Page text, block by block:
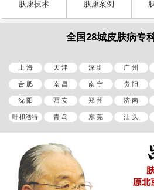
肤康技术 肤康案例
全国28城皮肤病专
上 海 天 津 深 圳 广 州
合 肥 南 昌 南 宁 贵 阳
沈 阳 西 安 郑 州 济 南
呼和浩特 青 岛 东 莞 汕 头